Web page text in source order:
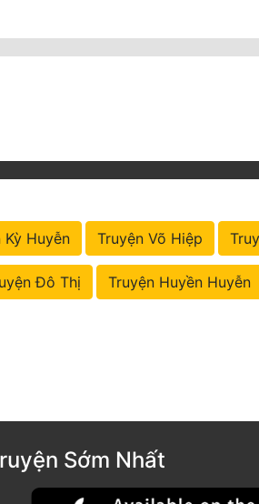
Kỳ Huyễn Truyện Võ Hiệp
Đô Thị Truyện Huyền Huyễn
Sớm Nhất